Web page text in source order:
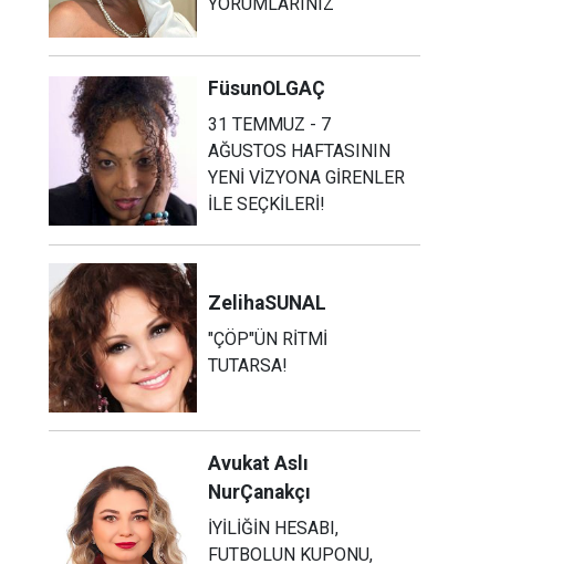
FüsunOLGAÇ
31 TEMMUZ - 7
AĞUSTOS HAFTASININ
YENİ VİZYONA GİRENLER
İLE SEÇKİLERİ!
ZelihaSUNAL
"ÇÖP"ÜN RİTMİ
TUTARSA!
Avukat Aslı
NurÇanakçı
İYİLİĞİN HESABI,
FUTBOLUN KUPONU,